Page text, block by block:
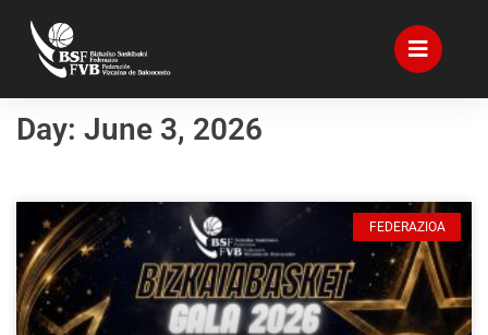
Day: June 3, 2026
FEDERAZIOA